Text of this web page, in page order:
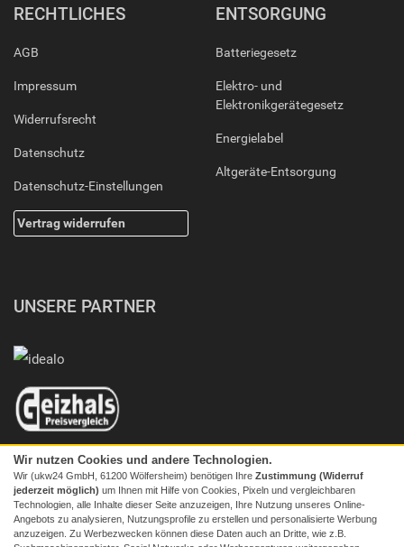
RECHTLICHES
AGB
Impressum
Widerrufsrecht
Datenschutz
Datenschutz-Einstellungen
Vertrag widerrufen
ENTSORGUNG
Batteriegesetz
Elektro- und
Elektronikgerätegesetz
Energielabel
Altgeräte-Entsorgung
UNSERE PARTNER
Wir nutzen Cookies und andere Technologien.
Wir (ukw24 GmbH, 61200 Wölfersheim) benötigen Ihre Zustimmung (Widerruf
jederzeit möglich) um Ihnen mit Hilfe von Cookies, Pixeln und vergleichbaren
Technologien, alle Inhalte dieser Seite anzuzeigen, Ihre Nutzung unseres Online-
Angebots zu analysieren, Nutzungsprofile zu erstellen und personalisierte Werbung
anzuzeigen. Zu Werbezwecken können diese Daten auch an Dritte, wie z.B.